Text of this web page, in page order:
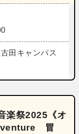
田キャンパス
楽祭2025《オ
冒